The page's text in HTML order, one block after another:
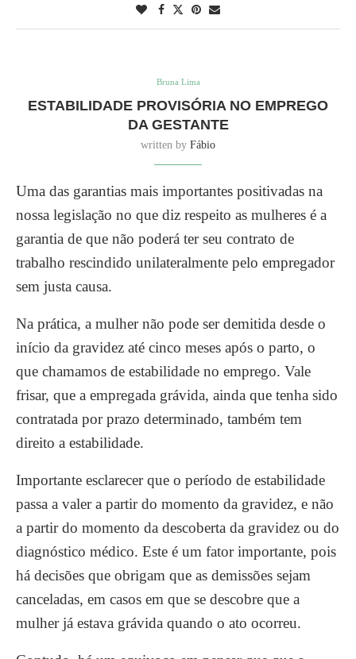
Bruna Lima
ESTABILIDADE PROVISÓRIA NO EMPREGO
DA GESTANTE
written by Fábio
Uma das garantias mais importantes positivadas na
nossa legislação no que diz respeito as mulheres é a
garantia de que não poderá ter seu contrato de
trabalho rescindido unilateralmente pelo empregador
sem justa causa.
Na prática, a mulher não pode ser demitida desde o
início da gravidez até cinco meses após o parto, o
que chamamos de estabilidade no emprego. Vale
frisar, que a empregada grávida, ainda que tenha sido
contratada por prazo determinado, também tem
direito a estabilidade.
Importante esclarecer que o período de estabilidade
passa a valer a partir do momento da gravidez, e não
a partir do momento da descoberta da gravidez ou do
diagnóstico médico. Este é um fator importante, pois
há decisões que obrigam que as demissões sejam
canceladas, em casos em que se descobre que a
mulher já estava grávida quando o ato ocorreu.